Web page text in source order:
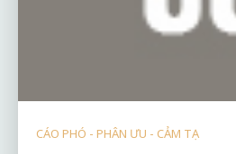
CÁO PHÓ - PHÂN ƯU - CẢM TẠ